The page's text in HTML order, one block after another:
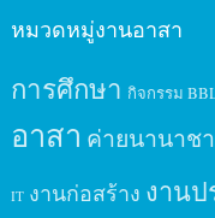
หมวดหมู่งานอาสา
การศึกษา กิจกรรม
อาสา ค่ายนานาช
IT งานก่อสร้าง งานป